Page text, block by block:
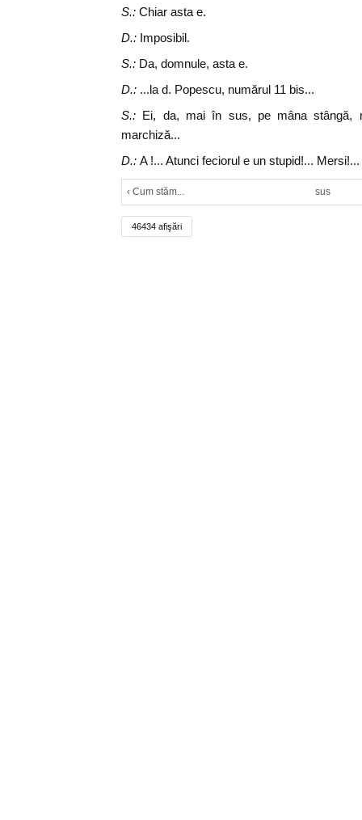
S.: Chiar asta e.
D.: Imposibil.
S.: Da, domnule, asta e.
D.: ...la d. Popescu, numărul 11 bis...
S.: Ei, da, mai în sus, pe mâna stângă,
marchiză...
D.: A !... Atunci feciorul e un stupid!...
‹ Cum stăm... sus
46434 afişări